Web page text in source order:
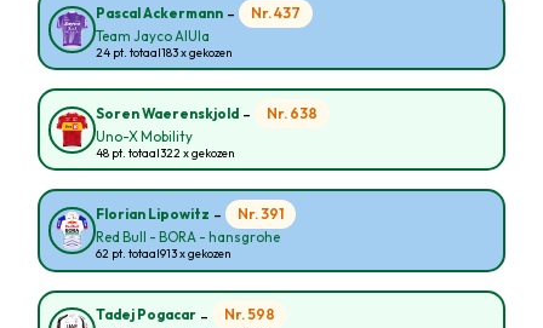
Pascal Ackermann - Nr. 437
Team Jayco AlUla
24 pt. totaal183 x gekozen
Soren Waerenskjold - Nr. 638
Uno-X Mobility
48 pt. totaal322 x gekozen
Florian Lipowitz - Nr. 391
Red Bull - BORA - hansgrohe
62 pt. totaal913 x gekozen
Tadej Pogacar - Nr. 598